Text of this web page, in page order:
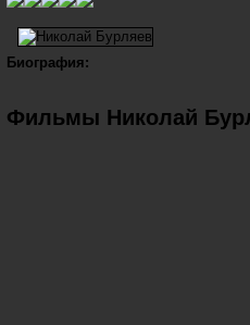
Биография:
Фильмы Николай